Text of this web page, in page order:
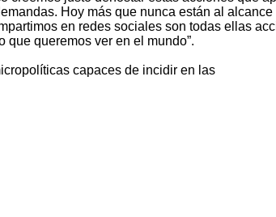
Hoy más que nunca están al alcance
en redes sociales son todas ellas
que queremos ver en el mundo”.
capaces de incidir en las